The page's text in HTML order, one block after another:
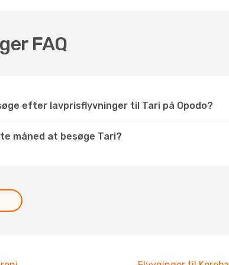
FAQ
efter lavprisflyvninger til Tari på Opodo?
måned at besøge Tari?